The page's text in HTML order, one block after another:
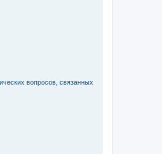
вопросов, связанных